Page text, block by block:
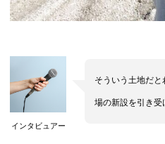
インタビュアー
そういう土地だ
場の新設を引き受